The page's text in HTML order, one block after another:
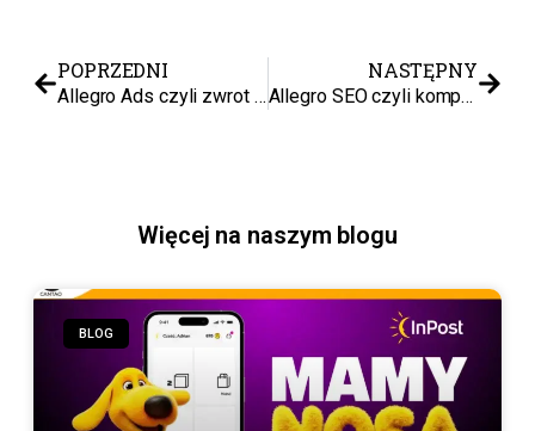
POPRZEDNI
Allegro Ads czyli zwrot z inwestycji. Jak przestać przepalać budżet i zacząć realnie zarabiać
NASTĘPNY
Allegro SEO czyli kompleksowy poradnik pozycjonowania ofert, który realnie zwiększa sprzedaż
Więcej na naszym blogu
BLOG